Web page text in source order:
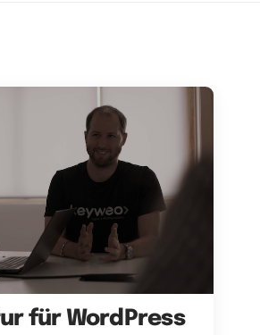
für WordPress